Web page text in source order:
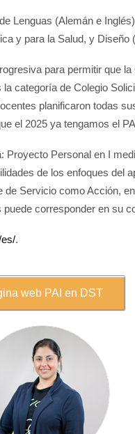
Lenguas (Alemán e
y para la Salud, y Diseño
para permitir que
categoría de Colegio
planificaron todas
el 2025 ya tengamos el
Personal en I
de los enfoques del
Servicio como Acción,
corresponder en su
.
web PAI en DST